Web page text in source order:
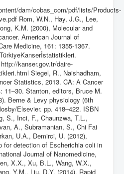
dam/cobas_com/pdf/lists/Products-
Rom, W.N., Hay, J.G., Lee,
K.M. (2000), Molecular and
American Journal of
Medicine, 161: 1355-1367.
kanser.gov.tr/daire-
Siegel, R., Naishadham,
Statistics, 2013. CA: A Cancer
11–30. Stanton, editors, Bruce M.
Berne & Levy physiology (6th
Elsevier. pp. 418–422. ISBN
S., Inci, F., Chaunzwa, T.L.,
A., Subramanian, S., Chi Fai
U.A., Demirci, U. (2012),
for detection of Escherichia coli in
Journal of Nanomedicine,
X.X., Xu, B.L., Wang, W.X.,
Y.M., Liu, D.Y. (2014), Rapid